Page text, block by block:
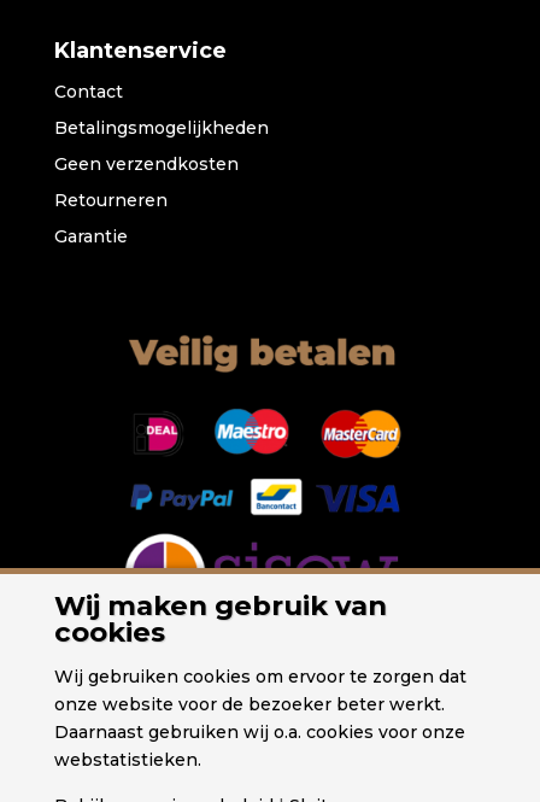
Klantenservice
Contact
Betalingsmogelijkheden
Geen verzendkosten
Retourneren
Garantie
Wij maken gebruik van
cookies
Wij gebruiken cookies om ervoor te zorgen dat
onze website voor de bezoeker beter werkt.
Daarnaast gebruiken wij o.a. cookies voor onze
webstatistieken.